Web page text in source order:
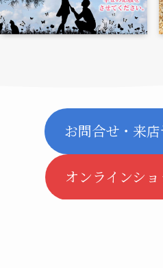
お問合せ・来
オンラインシ